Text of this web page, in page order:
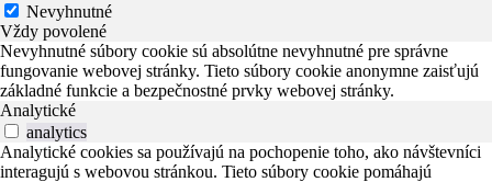
Nevyhnutné
Vždy povolené
Nevyhnutné súbory cookie sú absolútne nevyhnutné pre správne
fungovanie webovej stránky. Tieto súbory cookie anonymne zaisťujú
základné funkcie a bezpečnostné prvky webovej stránky.
Analytické
analytics
Analytické cookies sa používajú na pochopenie toho, ako návštevníci
interagujú s webovou stránkou. Tieto súbory cookie pomáhajú